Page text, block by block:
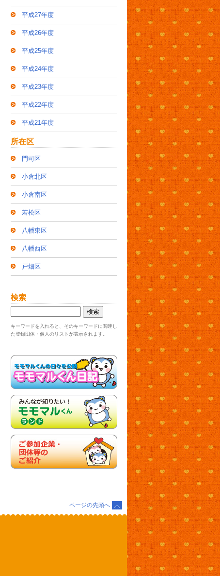
平成27年度
平成26年度
平成25年度
平成24年度
平成23年度
平成22年度
平成21年度
所在区
門司区
小倉北区
小倉南区
若松区
八幡東区
八幡西区
戸畑区
検索
キーワードを入れると、そのキーワードに関連し
た登録団体・個人のリストが表示されます。
ページの先頭へ